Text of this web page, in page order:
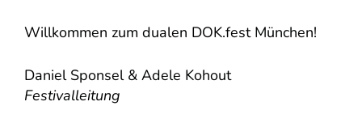
Willkommen zum dualen DOK.fest München!
Daniel Sponsel & Adele Kohout
Festivalleitung